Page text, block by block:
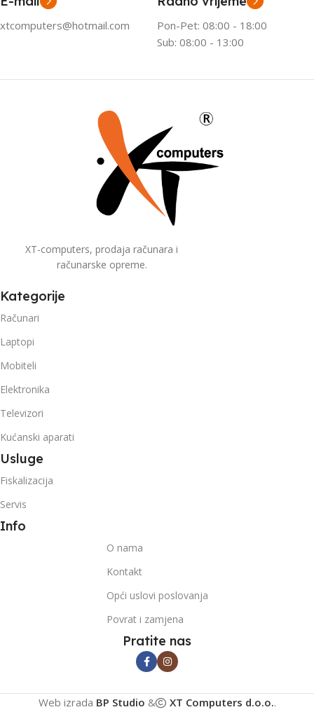
xtcomputers@hotmail.com
Pon-Pet: 08:00 - 18:00
Sub: 08:00 - 13:00
XT-computers, prodaja računara i
računarske opreme.
Kategorije
Računari
Laptopi
Mobiteli
Elektronika
Televizori
Kućanski aparati
Usluge
Fiskalizacija
Servis
Info
O nama
Kontakt
Opći uslovi poslovanja
Povrat i zamjena
Pratite nas
Web izrada BP Studio & XT Computers d.o.o..